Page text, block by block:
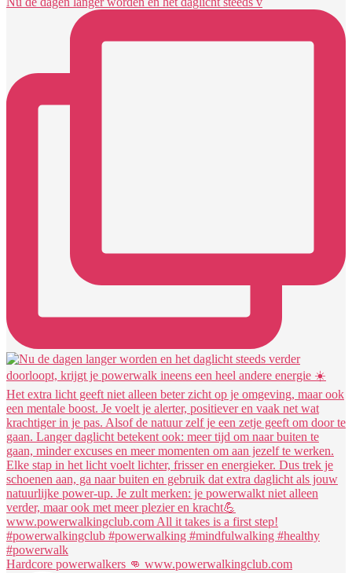
Hardcore powerwalkers 👊 www.powerwalkingclub.com